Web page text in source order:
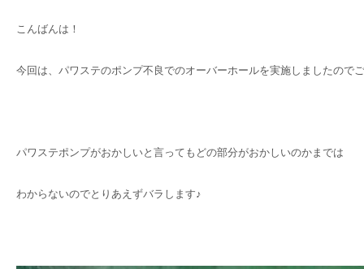
こんばんは！
今回は、パワステのポンプ不良でのオーバーホールを実施しましたので
パワステポンプがおかしいと言ってもどの部分がおかしいのかまでは
わからないのでとりあえずバラします♪